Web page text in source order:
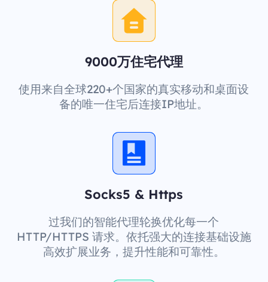
9000万住宅代理
使用来自全球220+个国家的真实移动和桌面设
备的唯一住宅后连接IP地址。
Socks5 & Https
过我们的智能代理轮换优化每一个
HTTP/HTTPS 请求。依托强大的连接基础设施
高效扩展业务，提升性能和可靠性。